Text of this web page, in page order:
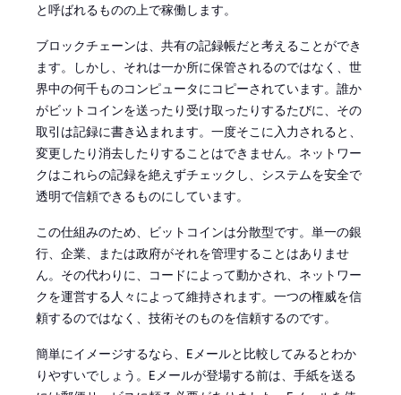
と呼ばれるものの上で稼働します。
ブロックチェーンは、共有の記録帳だと考えることができ
ます。しかし、それは一か所に保管されるのではなく、世
界中の何千ものコンピュータにコピーされています。誰か
がビットコインを送ったり受け取ったりするたびに、その
取引は記録に書き込まれます。一度そこに入力されると、
変更したり消去したりすることはできません。ネットワー
クはこれらの記録を絶えずチェックし、システムを安全で
透明で信頼できるものにしています。
この仕組みのため、ビットコインは分散型です。単一の銀
行、企業、または政府がそれを管理することはありませ
ん。その代わりに、コードによって動かされ、ネットワー
クを運営する人々によって維持されます。一つの権威を信
頼するのではなく、技術そのものを信頼するのです。
簡単にイメージするなら、Eメールと比較してみるとわか
りやすいでしょう。Eメールが登場する前は、手紙を送る